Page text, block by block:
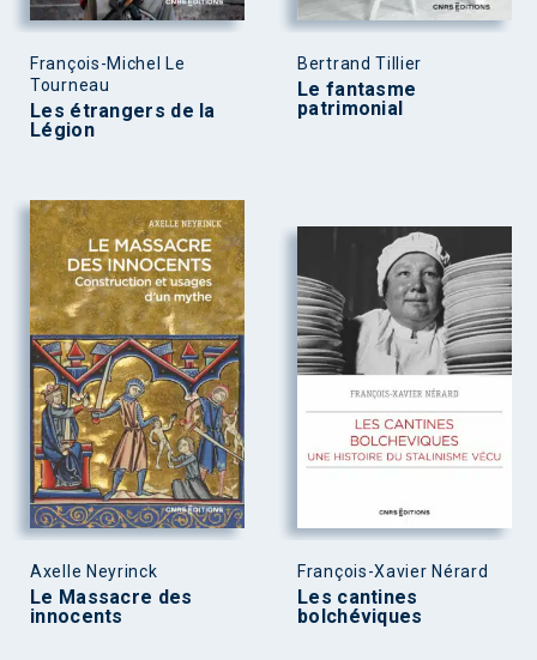
François-Michel Le
Tourneau
Les étrangers de la
Légion
Bertrand Tillier
Le fantasme
patrimonial
Axelle Neyrinck
Le Massacre des
innocents
François-Xavier Nérard
Les cantines
bolchéviques